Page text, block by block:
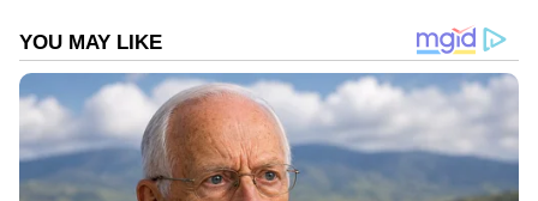
പൂർത്തിയാക്കിയ ശേഷം മൃതദേഹം
കളമശ്ശേരി മെഡിക്കൽ കോളേജിലേക്ക് മാറ്റി.
രഞ്ജിത്തിന്റെ വീട്ടുകാരെ
പ്രതിചേർക്കുന്നതുൾപ്പെടെ ഉള്ള കാര്യങ്ങൾ
പോസ്റ്റ്മോർട്ടം റിപ്പോർട്ട്‌ കിട്ടിയ ശേഷം